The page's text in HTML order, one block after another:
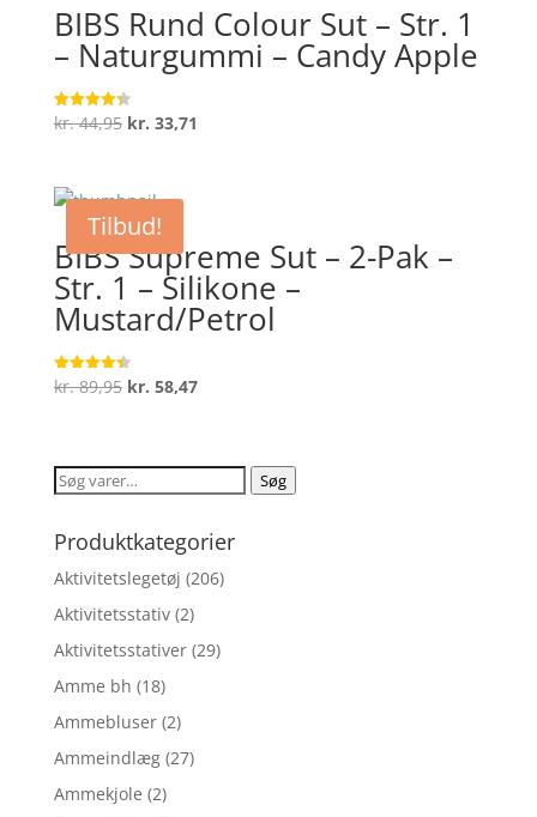
BIBS Rund Colour Sut – Str. 1
– Naturgummi – Candy Apple
Vurderet
4.3
kr.44,95 Den
var:
kr. 44,95.
kr. 33,71
Tilbud!
BIBS Supreme Sut – 2-Pak –
Str. 1 – Silikone –
Mustard/Petrol
Vurderet
4.4
kr.89,95 Den
var:
kr. 89,95.
kr. 58,47Den
er:
kr. 58,47.
Søg
Søg
Produktkategorier
Aktivitetslegetøj (206)
Aktivitetsstativ (2)
Aktivitetsstativer (29)
Amme bh (18)
Ammebluser (2)
Ammeindlæg (27)
Ammekjole (2)